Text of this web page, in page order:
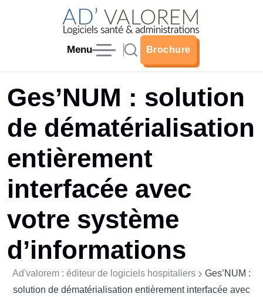
Menu
Brochure
Ges’NUM : solution
de dématérialisation
entièrement
interfacée avec
votre système
d’informations
Ad'valorem : éditeur de logiciels hospitaliers
Ges’NUM :
solution de dématérialisation entièrement interfacée avec